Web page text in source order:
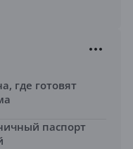
где готовят
паспорт